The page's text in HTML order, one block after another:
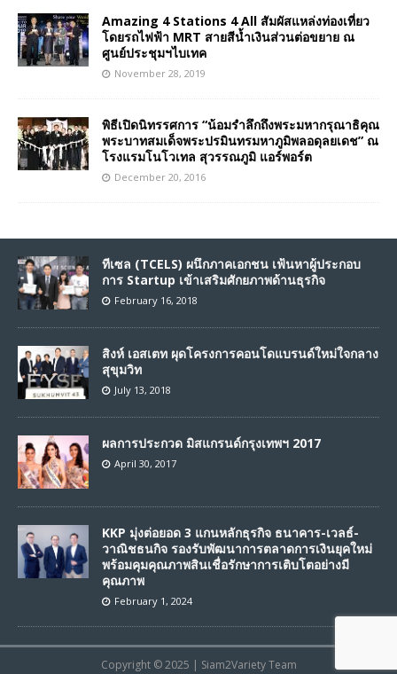
Amazing 4 Stations 4 All สัมผัสแหล่งท่องเที่ยว
โดยรถไฟฟ้า MRT สายสีน้ำเงินส่วนต่อขยาย ณ
ศูนย์ประชุมฯไบเทค
November 28, 2019
พิธีเปิดนิทรรศการ “น้อมรำลึกถึงพระมหากรุณาธิคุณ
พระบาทสมเด็จพระปรมินทรมหาภูมิพลอดุลยเดช” ณ
โรงแรมโนโวเทล สุวรรณภูมิ แอร์พอร์ต
December 20, 2016
ทีเซล (TCELS) ผนึกภาคเอกชน เฟ้นหาผู้ประกอบ
การ Startup เข้าเสริมศักยภาพด้านธุรกิจ
February 16, 2018
สิงห์ เอสเตท ผุดโครงการคอนโดแบรนด์ใหม่ใจกลาง
สุขุมวิท
July 13, 2018
ผลการประกวด มิสแกรนด์กรุงเทพฯ 2017
April 30, 2017
KKP มุ่งต่อยอด 3 แกนหลักธุรกิจ ธนาคาร-เวลธ์-
วาณิชธนกิจ รองรับพัฒนาการตลาดการเงินยุคใหม่
พร้อมคุมคุณภาพสินเชื่อรักษาการเติบโตอย่างมี
คุณภาพ
February 1, 2024
Copyright © 2025 | Siam2Variety Team